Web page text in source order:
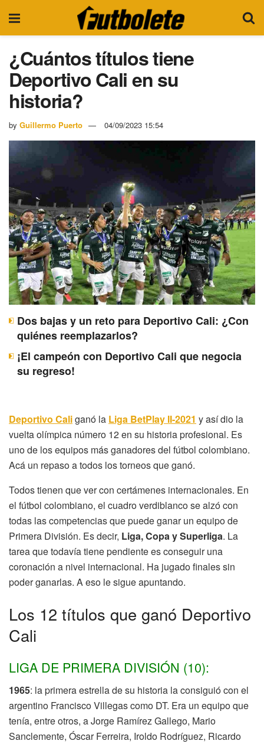
¿Cuántos títulos tiene
Deportivo Cali en su
historia?
by Guillermo Puerto 04/09/2023 15:54
Dos bajas y un reto para Deportivo Cali: ¿Con
quiénes reemplazarlos?
¡El campeón con Deportivo Cali que negocia
su regreso!
Deportivo Caliganó la Liga BetPlay II-2021 y así dio la
vuelta olímpica número 12 en su historia profesional. Es
uno de los equipos más ganadores del fútbol colombiano.
Acá un repaso a todos los torneos que ganó.
Todos tienen que ver con certámenes internacionales. En
el fútbol colombiano, el cuadro verdiblanco se alzó con
todas las competencias que puede ganar un equipo de
Primera División. Es decir, Liga, Copa y Superliga. La
tarea que todavía tiene pendiente es conseguir una
coronación a nivel internacional. Ha jugado finales sin
poder ganarlas. A eso le sigue apuntando.
Los 12 títulos que ganó Deportivo
Cali
LIGA DE PRIMERA DIVISIÓN (10):
1965: la primera estrella de su historia la consiguió con el
argentino Francisco Villegas como DT. Era un equipo que
tenía, entre otros, a Jorge Ramírez Gallego, Mario
Sanclemente, Óscar Ferreira, Iroldo Rodríguez, Ricardo